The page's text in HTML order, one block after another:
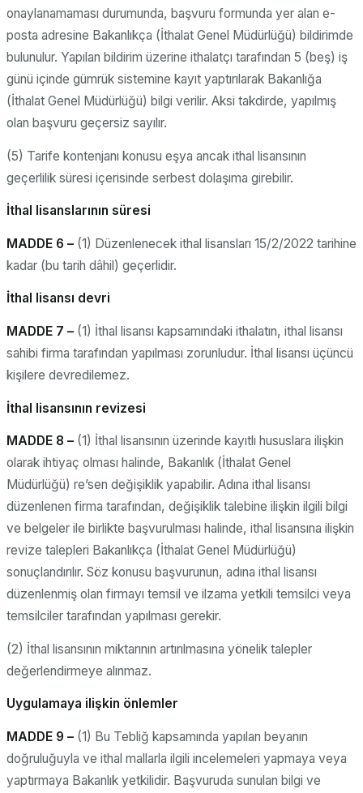
onaylanamaması durumunda, başvuru formunda yer alan e-
posta adresine Bakanlıkça (İthalat Genel Müdürlüğü) bildirimde
bulunulur. Yapılan bildirim üzerine ithalatçı tarafından 5 (beş) iş
günü içinde gümrük sistemine kayıt yaptırılarak Bakanlığa
(İthalat Genel Müdürlüğü) bilgi verilir. Aksi takdirde, yapılmış
olan başvuru geçersiz sayılır.
(5) Tarife kontenjanı konusu eşya ancak ithal lisansının
geçerlilik süresi içerisinde serbest dolaşıma girebilir.
İthal lisanslarının süresi
MADDE 6 – (1) Düzenlenecek ithal lisansları 15/2/2022 tarihine
kadar (bu tarih dâhil) geçerlidir.
İthal lisansı devri
MADDE 7 – (1) İthal lisansı kapsamındaki ithalatın, ithal lisansı
sahibi firma tarafından yapılması zorunludur. İthal lisansı üçüncü
kişilere devredilemez.
İthal lisansının revizesi
MADDE 8 – (1) İthal lisansının üzerinde kayıtlı hususlara ilişkin
olarak ihtiyaç olması halinde, Bakanlık (İthalat Genel
Müdürlüğü) re’sen değişiklik yapabilir. Adına ithal lisansı
düzenlenen firma tarafından, değişiklik talebine ilişkin ilgili bilgi
ve belgeler ile birlikte başvurulması halinde, ithal lisansına ilişkin
revize talepleri Bakanlıkça (İthalat Genel Müdürlüğü)
sonuçlandırılır. Söz konusu başvurunun, adına ithal lisansı
düzenlenmiş olan firmayı temsil ve ilzama yetkili temsilci veya
temsilciler tarafından yapılması gerekir.
(2) İthal lisansının miktarının artırılmasına yönelik talepler
değerlendirmeye alınmaz.
Uygulamaya ilişkin önlemler
MADDE 9 – (1) Bu Tebliğ kapsamında yapılan beyanın
doğruluğuyla ve ithal mallarla ilgili incelemeleri yapmaya veya
yaptırmaya Bakanlık yetkilidir. Başvuruda sunulan bilgi ve